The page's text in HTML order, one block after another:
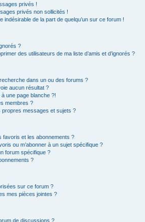
privés !
privés non sollicités !
indésirable de la part de quelqu’un sur ce forum !
?
des utilisateurs de ma liste d’amis et d’ignorés ?
dans un ou des forums ?
aucun résultat ?
une page blanche ?!
membres ?
messages et sujets ?
favoris et les abonnements ?
ou m’abonner à un sujet spécifique ?
forum spécifique ?
?
sur ce forum ?
mes pièces jointes ?
de discussions ?